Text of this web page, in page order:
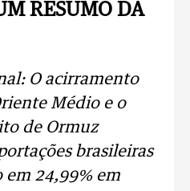
RESUMO DA
O acirramento
Médio e o
de Ormuz
brasileiras
em 24,99% em